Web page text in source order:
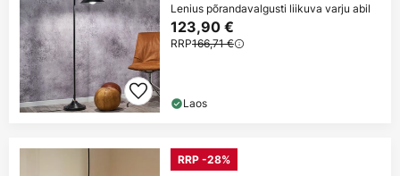
Lenius põrandavalgusti liikuva varju abil
123,90 €
RRP166,71 €
Laos
RRP -28%